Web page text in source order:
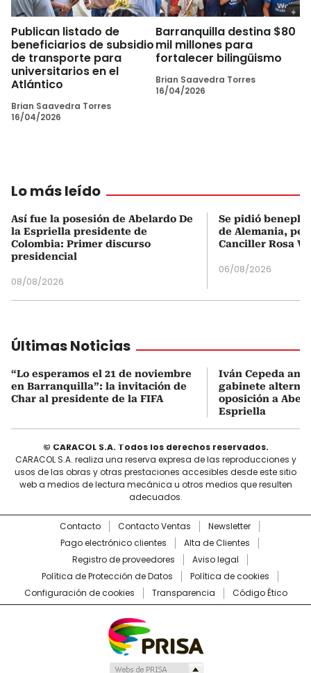
Publican listado de
beneficiarios de subsidio
de transporte para
universitarios en el
Atlántico
Brian Saavedra Torres
16/04/2026
Barranquilla destina $80
mil millones para
fortalecer bilingüismo
Brian Saavedra Torres
16/04/2026
Lo más leído
Así fue la posesión de Abelardo De
la Espriella presidente de
Colombia: Primer discurso
presidencial
08/08/2026
Se pidió
de Alemania,
Canciller Rosa
06/08/2026
Últimas Noticias
“Lo esperamos el 21 de noviembre
en Barranquilla”: la invitación de
Char al presidente de la FIFA
Iván Cepeda
gabinete alterno
oposición a
Espriella
© CARACOL S.A. Todos los derechos reservados.
CARACOL S.A. realiza una reserva expresa de las reproducciones y
usos de las obras y otras prestaciones accesibles desde este sitio
web a medios de lectura mecánica u otros medios que resulten
adecuados.
Contacto Contacto Ventas
Newsletter
Pago electrónico clientes
Alta de Clientes
Registro de proveedores
Aviso legal
Política de Protección de Datos
Política de cookies
Configuración de cookies
Transparencia Código Ético